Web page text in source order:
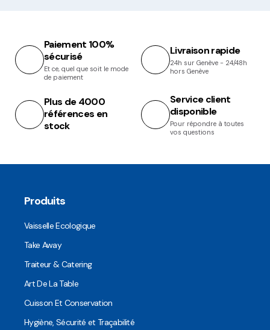
Paiement 100%
sécurisé
Et ce, quel que soit le mode
de paiement
Livraison rapide
24h sur Genève - 24/48h
hors Genève
Plus de 4000
références en
stock
Service client
disponible
Pour répondre à toutes
vos questions
Produits
Vaisselle Ecologique
Take Away
Traiteur & Catering
Art De La Table
Cuisson Et Conservation
Hygiène, Sécurité et Traçabilité